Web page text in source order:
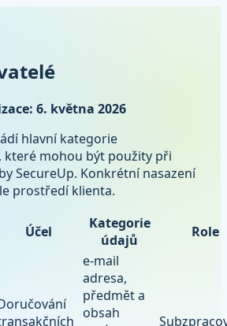
6. května 2026
hlavní kategorie
které mohou být použity při
SecureUp. Konkrétní nasazení
prostředí klienta.
Účel
Kategorie
údajů
Role
e-mail
adresa,
předmět a
obsah